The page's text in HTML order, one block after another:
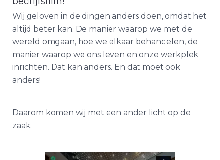
Wij geloven in de dingen anders doen, omdat het
altijd beter kan. De manier waarop we met de
wereld omgaan, hoe we elkaar behandelen, de
manier waarop we ons leven en onze werkplek
inrichten. Dat kan anders. En dat moet ook
anders!
Daarom komen wij met een ander licht op de
zaak.